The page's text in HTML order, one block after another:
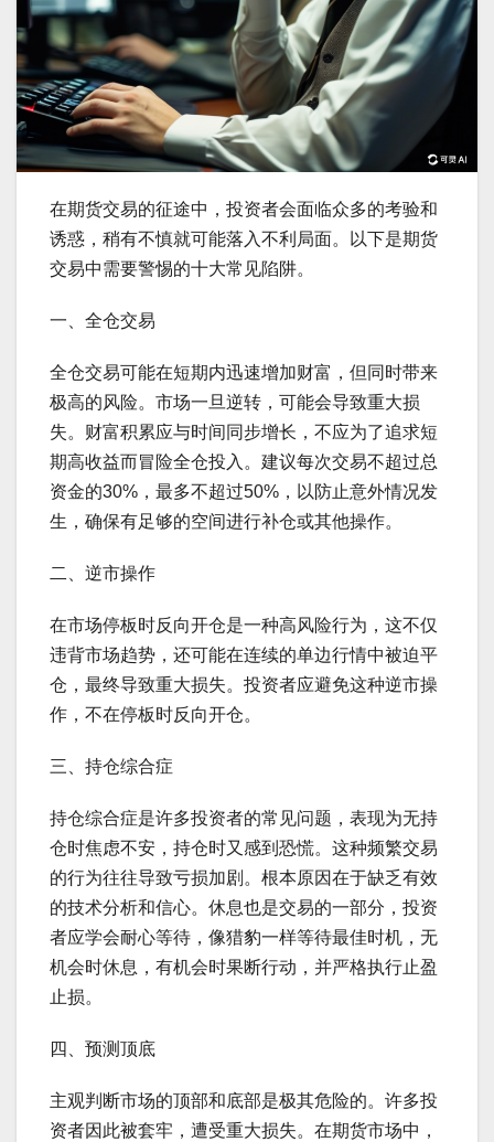
在期货交易的征途中，投资者会面临众多的考验和
诱惑，稍有不慎就可能落入不利局面。以下是期货
交易中需要警惕的十大常见陷阱。
一、全仓交易
全仓交易可能在短期内迅速增加财富，但同时带来
极高的风险。市场一旦逆转，可能会导致重大损
失。财富积累应与时间同步增长，不应为了追求短
期高收益而冒险全仓投入。建议每次交易不超过总
资金的30%，最多不超过50%，以防止意外情况发
生，确保有足够的空间进行补仓或其他操作。
二、逆市操作
在市场停板时反向开仓是一种高风险行为，这不仅
违背市场趋势，还可能在连续的单边行情中被迫平
仓，最终导致重大损失。投资者应避免这种逆市操
作，不在停板时反向开仓。
三、持仓综合症
持仓综合症是许多投资者的常见问题，表现为无持
仓时焦虑不安，持仓时又感到恐慌。这种频繁交易
的行为往往导致亏损加剧。根本原因在于缺乏有效
的技术分析和信心。休息也是交易的一部分，投资
者应学会耐心等待，像猎豹一样等待最佳时机，无
机会时休息，有机会时果断行动，并严格执行止盈
止损。
四、预测顶底
主观判断市场的顶部和底部是极其危险的。许多投
资者因此被套牢，遭受重大损失。在期货市场中，